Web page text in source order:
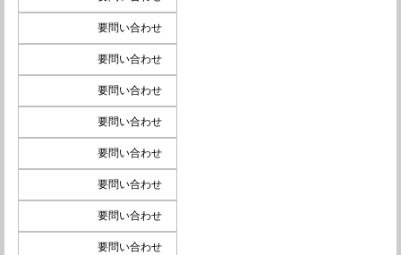
要問い合わせ
要問い合わせ
要問い合わせ
要問い合わせ
要問い合わせ
要問い合わせ
要問い合わせ
要問い合わせ